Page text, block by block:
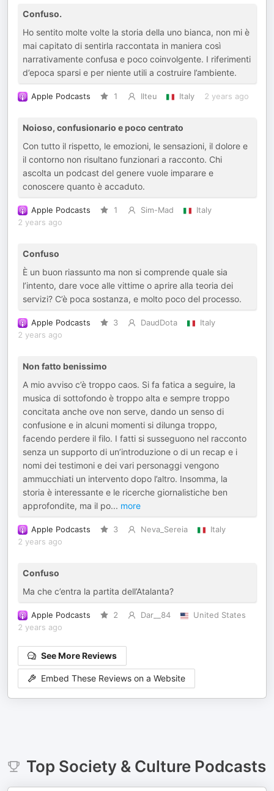
Confuso.
Ho sentito molte volte la storia della uno bianca, non mi è
mai capitato di sentirla raccontata in maniera così
narrativamente confusa e poco coinvolgente. I riferimenti
d’epoca sparsi e per niente utili a costruire l’ambiente.
Apple Podcasts 1 Ilteu Italy 2 years ago
Noioso, confusionario e poco centrato
Con tutto il rispetto, le emozioni, le sensazioni, il dolore e
il contorno non risultano funzionari a racconto. Chi
ascolta un podcast del genere vuole imparare e
conoscere quanto è accaduto.
Apple Podcasts 1 Sim-Mad
Italy
2 years ago
Confuso
È un buon riassunto ma non si comprende quale sia
l’intento, dare voce alle vittime o aprire alla teoria dei
servizi? C’è poca sostanza, e molto poco del processo.
Apple Podcasts 3 DaudDota
Italy
2 years ago
Non fatto benissimo
A mio avviso c’è troppo caos. Si fa fatica a seguire, la
musica di sottofondo è troppo alta e sempre troppo
concitata anche ove non serve, dando un senso di
confusione e in alcuni momenti si dilunga troppo,
facendo perdere il filo. I fatti si susseguono nel racconto
senza un supporto di un’introduzione o di un recap e i
nomi dei testimoni e dei vari personaggi vengono
ammucchiati un intervento dopo l’altro. Insomma, la
storia è interessante e le ricerche giornalistiche ben
approfondite, ma il po... more
Apple Podcasts 3 Neva_Sereia
Italy
2 years ago
Confuso
Ma che c’entra la partita dell’Atalanta?
Apple Podcasts 2 Dar__84
United States
2 years ago
See More Reviews
Embed These Reviews on a Website
Top Society & CulturePodcasts